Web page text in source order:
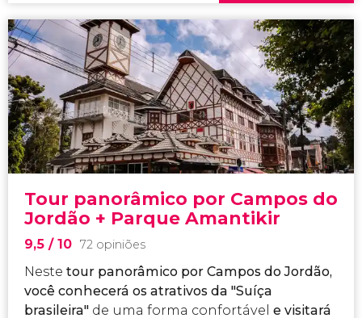
Tour panorâmico por Campos do
Jordão + Parque Amantikir
9,5 / 10 72 opiniões
Neste tour panorâmico por Campos do Jordão,
você conhecerá os atrativos da "Suíça
brasileira" de uma forma confortável e visitará